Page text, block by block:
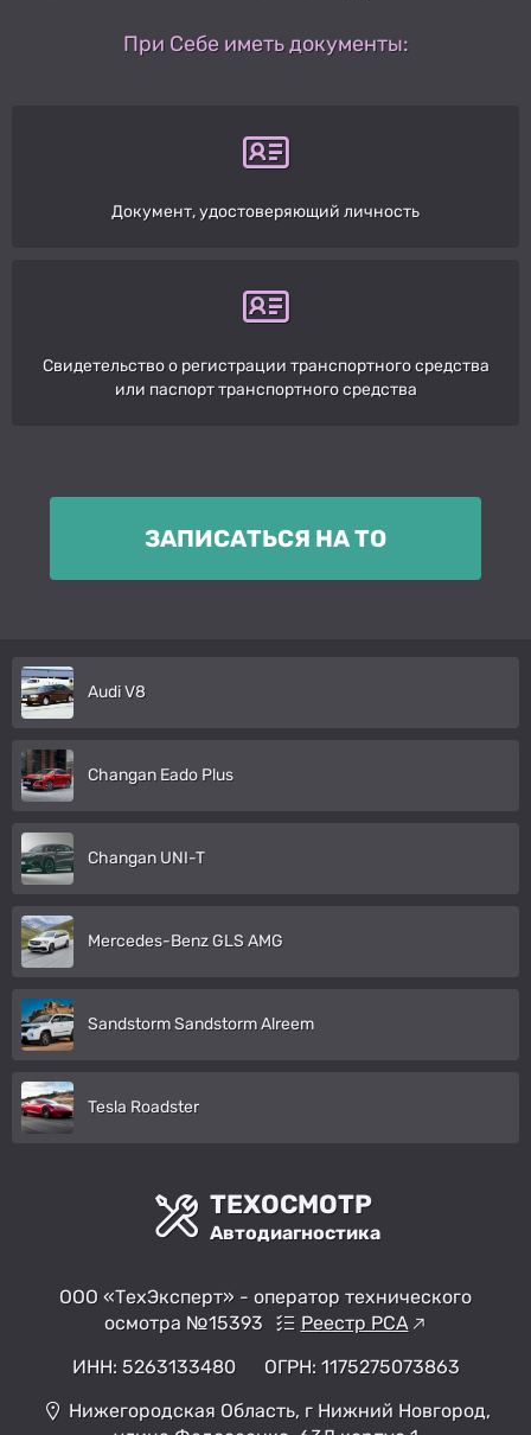
При Себе иметь документы:
Документ, удостоверяющий личность
Свидетельство о регистрации транспортного средства
или паспорт транспортного средства
ЗАПИСАТЬСЯ НА ТО
Audi V8
Changan Eado Plus
Changan UNI-T
Mercedes-Benz GLS AMG
Sandstorm Sandstorm Alreem
Tesla Roadster
ТЕХОСМОТР
Автодиагностика
ООО «ТехЭксперт» - оператор технического
осмотра №15393
Реестр РСА
ИНН: 5263133480
ОГРН: 1175275073863
Нижегородская Область, г Нижний Новгород,